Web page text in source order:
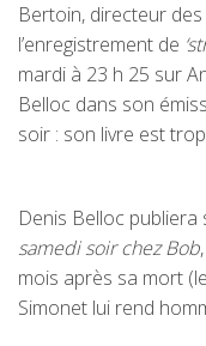
Bertoin, directeur
l’enregistrement de
mardi à 23 h 25 sur
Belloc dans son
soir : son livre est
Denis Belloc publiera
samedi soir chez Bob
mois après sa mort
Simonet lui rend